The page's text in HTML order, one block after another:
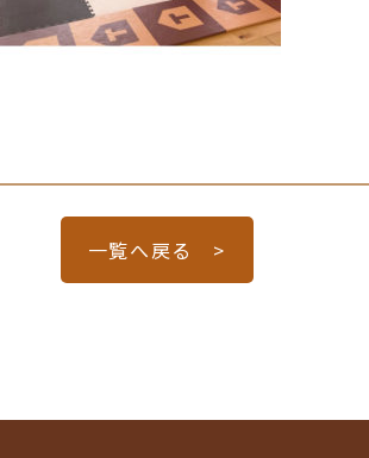
一覧へ戻る >